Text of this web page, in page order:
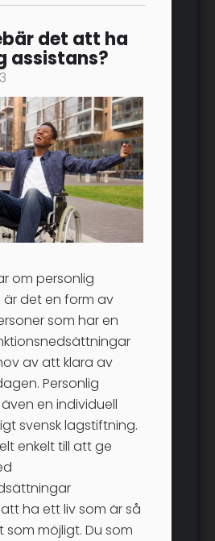
det att ha
assistans?
om personlig
är det en form av
som har en
av att klara av
Personlig
en individuell
svensk lagstiftning.
enkelt till att ge
ha ett liv som är så
som möjligt. Du som